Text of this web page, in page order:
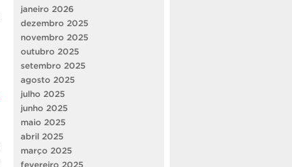
janeiro 2026
dezembro 2025
novembro 2025
outubro 2025
setembro 2025
agosto 2025
julho 2025
junho 2025
maio 2025
abril 2025
março 2025
fevereiro 2025